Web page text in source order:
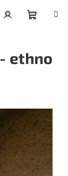
košík
ethno